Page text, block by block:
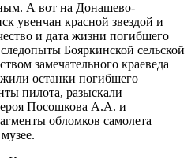
А вот на Донашево-
увенчан красной звездой и
и дата жизни погибшего
Бояркинской сельской
замечательного краеведа
останки погибшего
пилота, разыскали
Посошкова А.А. и
обломков самолета